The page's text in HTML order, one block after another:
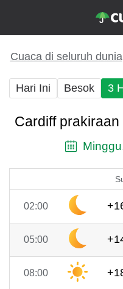
Cuaca di seluruh dunia
Hari Ini Besok 3
Cardiff
02:00
05:00
08:00